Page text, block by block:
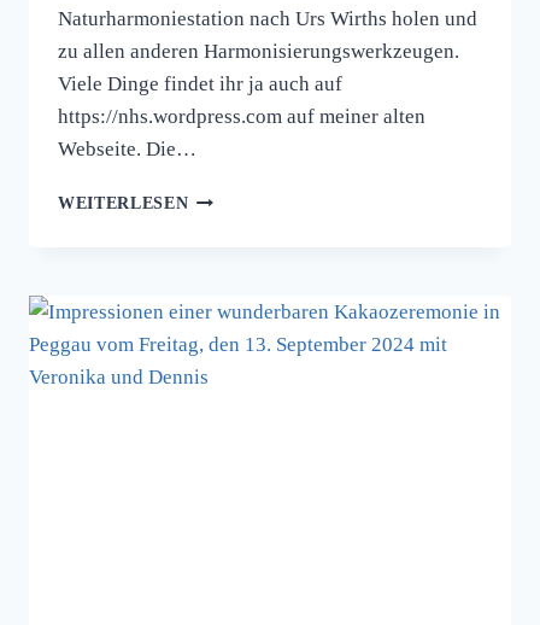
Naturharmoniestation nach Urs Wirths holen und
zu allen anderen Harmonisierungswerkzeugen.
Viele Dinge findet ihr ja auch auf
https://nhs.wordpress.com auf meiner alten
Webseite. Die…
WEITERLESENKONGRESS
BEI
WIENER
NEUSTADT